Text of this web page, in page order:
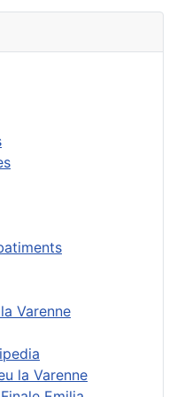
Varenne
la Varenne